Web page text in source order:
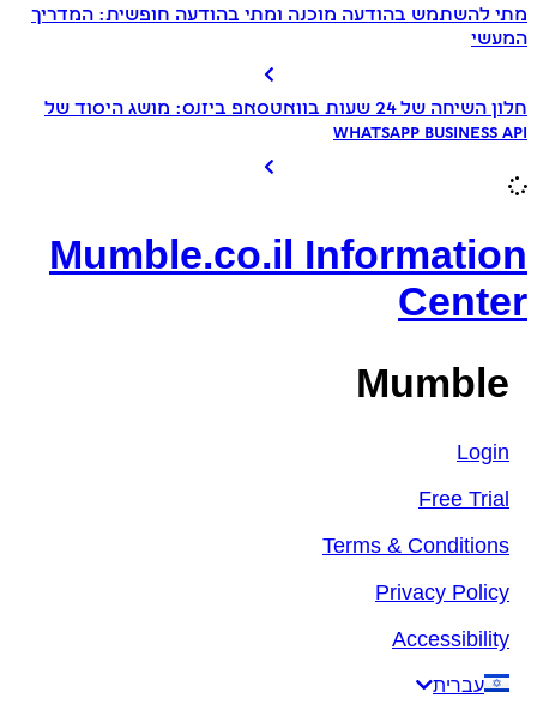
מתי להשתמש בהודעה מוכנה ומתי בהודעה חופשית: המדריך
המעשי
חלון השיחה של 24 שעות בוואטסאפ ביזנס: מושג היסוד של
WhatsApp Business API
Mumble.co.il Information
Center
Mumble
Login
Free Trial
Terms & Conditions
Privacy Policy
Accessibility
עברית